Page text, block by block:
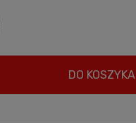
DO KOSZYKA